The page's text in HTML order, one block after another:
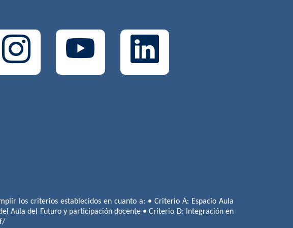
los criterios establecidos en cuanto a: • Criterio A: Espacio Aula
Aula del Futuro y participación docente • Criterio D: Integración en